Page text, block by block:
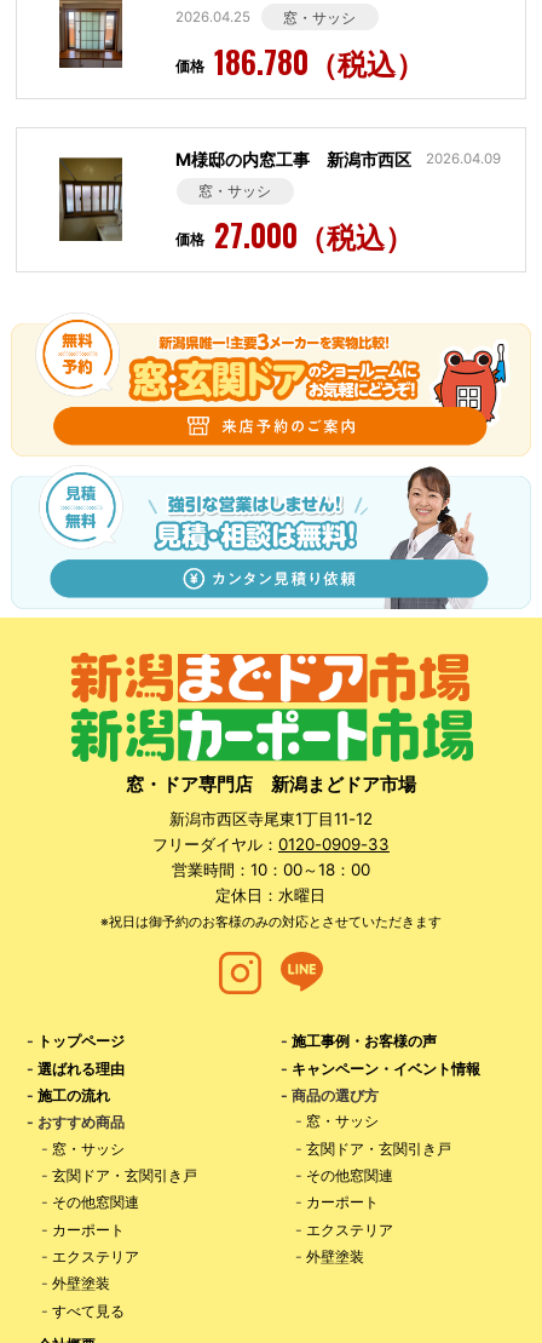
2026.04.25 窓・サッシ
価格 186.780（税込）
M様邸の内窓工事 新潟市西区 2026.04.09
窓・サッシ
価格 27.000（税込）
窓・ドア専門店 新潟まどドア市場
新潟市西区寺尾東1丁目11-12
フリーダイヤル： 0120-0909-33
営業時間：10：00～18：00
定休日：水曜日
※祝日は御予約のお客様のみの対応とさせていただきます
- トップページ
- 選ばれる理由
- 施工の流れ
- おすすめ商品
- 窓・サッシ
- 玄関ドア・玄関引き戸
- その他窓関連
- カーポート
- エクステリア
- 外壁塗装
- すべて見る
-施工事例・お客様の声
- キャンペーン・イベント情報
- 商品の選び方
- 窓・サッシ
-玄関ドア・玄関引き戸
- その他窓関連
- カーポート
- エクステリア
-外壁塗装